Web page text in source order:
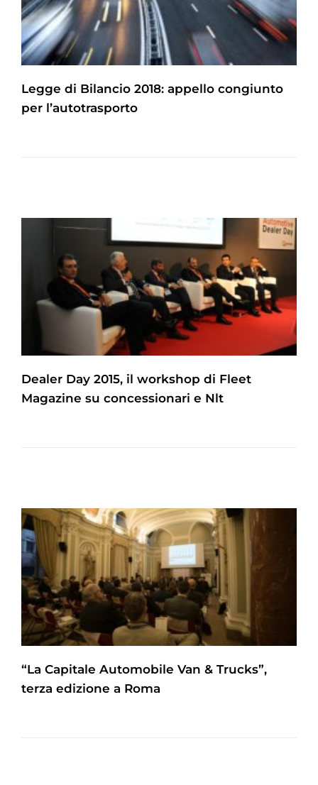
Legge di Bilancio 2018: appello congiunto
per l’autotrasporto
Dealer Day 2015, il workshop di Fleet
Magazine su concessionari e Nlt
“La Capitale Automobile Van & Trucks”,
terza edizione a Roma